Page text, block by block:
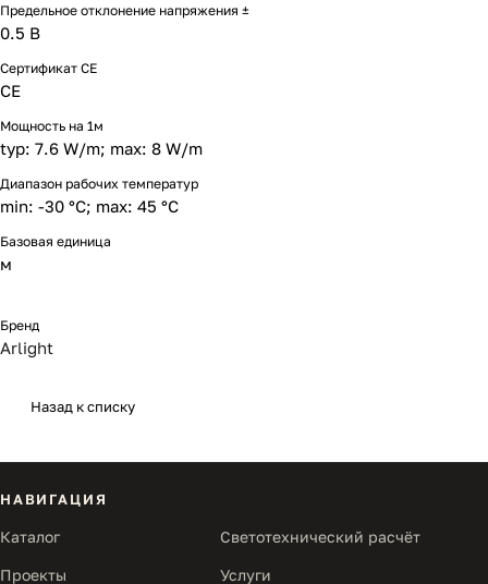
Предельное отклонение напряжения ±
0.5 В
Сертификат CE
CE
Мощность на 1м
typ: 7.6 W/m; max: 8 W/m
Диапазон рабочих температур
min: -30 °C; max: 45 °C
Базовая единица
м
Бренд
Arlight
Назад к списку
НАВИГАЦИЯ
Каталог Светотехнический расчёт
Проекты Услуги